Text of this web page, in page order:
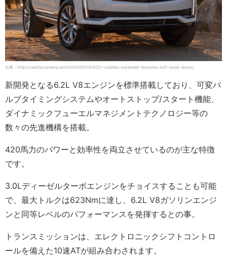
出典：http://cadillacsociety.com/2020/03/18/2021-cadillac-escalade-features-soft-close-doors/
新開発となる6.2L V8エンジンを標準搭載しており、可変バ
ルブタイミングシステムやオートストップ/スタート機能、
ダイナミックフューエルマネジメントテクノロジー等の
数々の先進機構を搭載。
420馬力のパワーと効率性を両立させているのが主な特徴
です。
3.0Lディーゼルターボエンジンをチョイスすることも可能
で、最大トルクは623Nmに達し、6.2L V8ガソリンエンジ
ンと同等レベルのパフォーマンスを発揮するとの事。
トランスミッションは、エレクトロニックシフトコントロ
ールを備えた10速ATが組み合わされます。